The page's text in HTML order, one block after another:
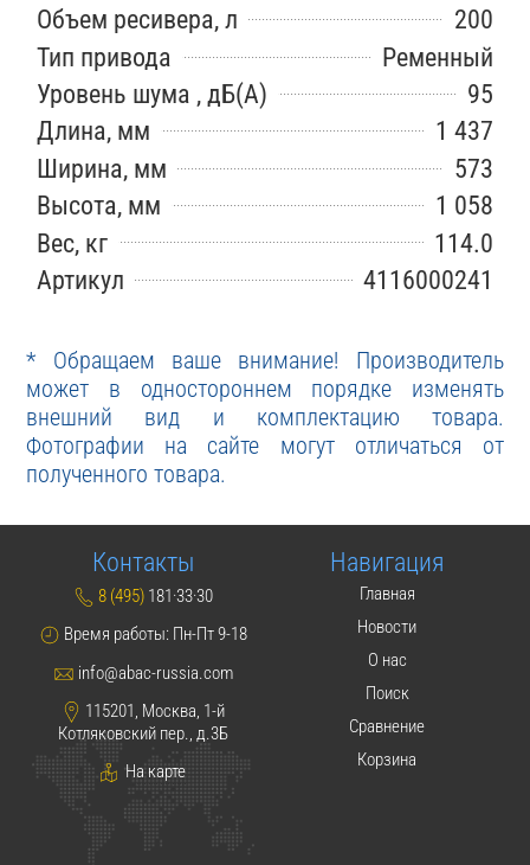
Объем ресивера, л
200
Тип привода
Ременный
Уровень шума , дБ(А)
95
Длина, мм
1 437
Ширина, мм
573
Высота, мм
1 058
Вес, кг
114.0
Артикул
4116000241
* Обращаем ваше внимание! Производитель
может в одностороннем порядке изменять
внешний вид и комплектацию товара.
Фотографии на сайте могут отличаться от
полученного товара.
Контакты
8 (495) 181·33·30
Время работы: Пн-Пт 9-18
info@abac-russia.com
115201, Москва, 1-й
Котляковский пер., д.3Б
На карте
Навигация
Главная
Новости
О нас
Поиск
Сравнение
Корзина